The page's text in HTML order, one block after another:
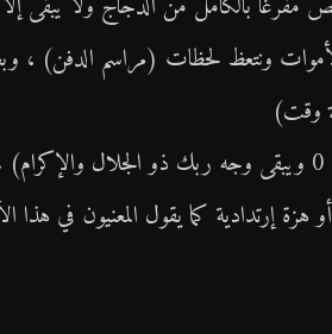
ونتعظ لحظات (مراسم الدفن) ،
وقت)
هزة إرتدادية كما يقول المعنيون في